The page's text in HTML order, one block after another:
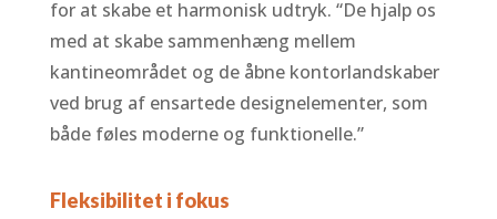
for at skabe et harmonisk udtryk. “De hjalp os
med at skabe sammenhæng mellem
kantineområdet og de åbne kontorlandskaber
ved brug af ensartede designelementer, som
både føles moderne og funktionelle.”
Fleksibilitet i fokus